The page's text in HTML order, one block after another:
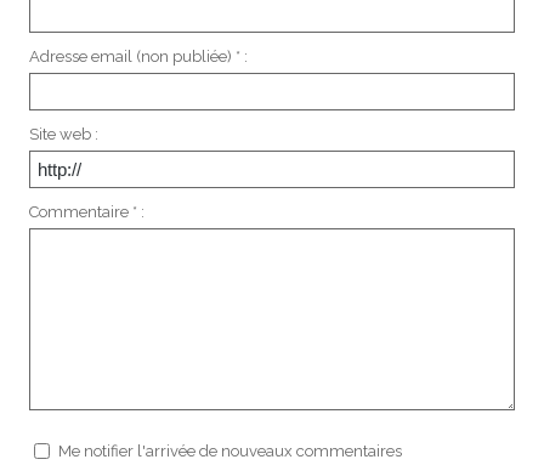
Adresse email (non publiée) * :
Site web :
Commentaire * :
Me notifier l'arrivée de nouveaux commentaires